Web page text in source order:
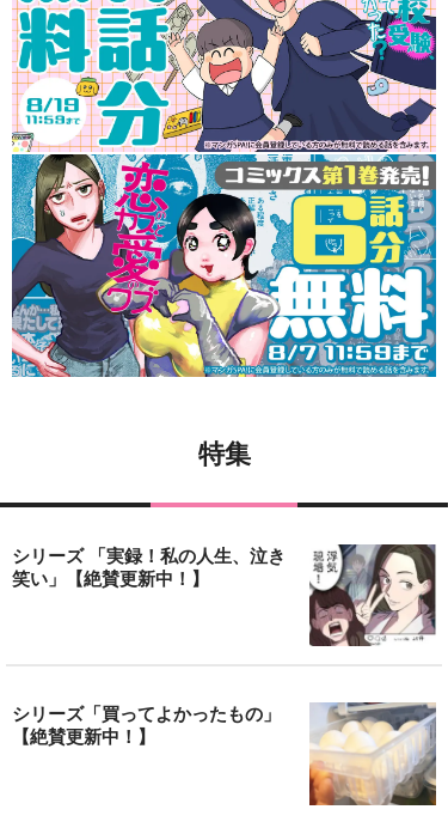
特集
シリーズ 「実録！私の人生、泣き
笑い」【絶賛更新中！】
シリーズ「買ってよかったもの」
【絶賛更新中！】